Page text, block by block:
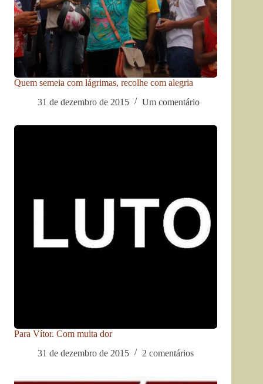
Quem semeia com lágrimas, recolhe com alegria
31 de dezembro de 2015
Um comentário
Para Vítor. Com muita dor
31 de dezembro de 2015
2 comentários